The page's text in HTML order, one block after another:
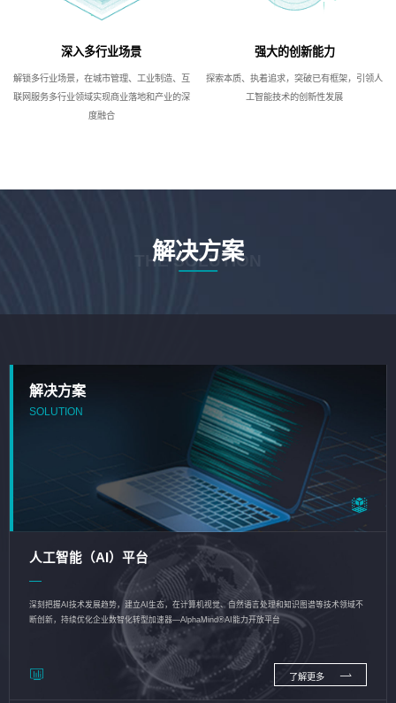
深入多行业场景
解锁多行业场景，在城市管理、工业制造、互
联网服务多行业领域实现商业落地和产业的深
度融合
强大的创新能力
探索本质、执着追求，突破已有框架，引领人
工智能技术的创新性发展
解决方案
THE SOLUTION
解决方案
SOLUTION
人工智能（AI）平台
深刻把握AI技术发展趋势，建立AI生态，在计算机视觉、自然语言处理和知识图谱等技术领域不
断创新，持续优化企业数智化转型加速器—AlphaMind®AI能力开放平台
了解更多